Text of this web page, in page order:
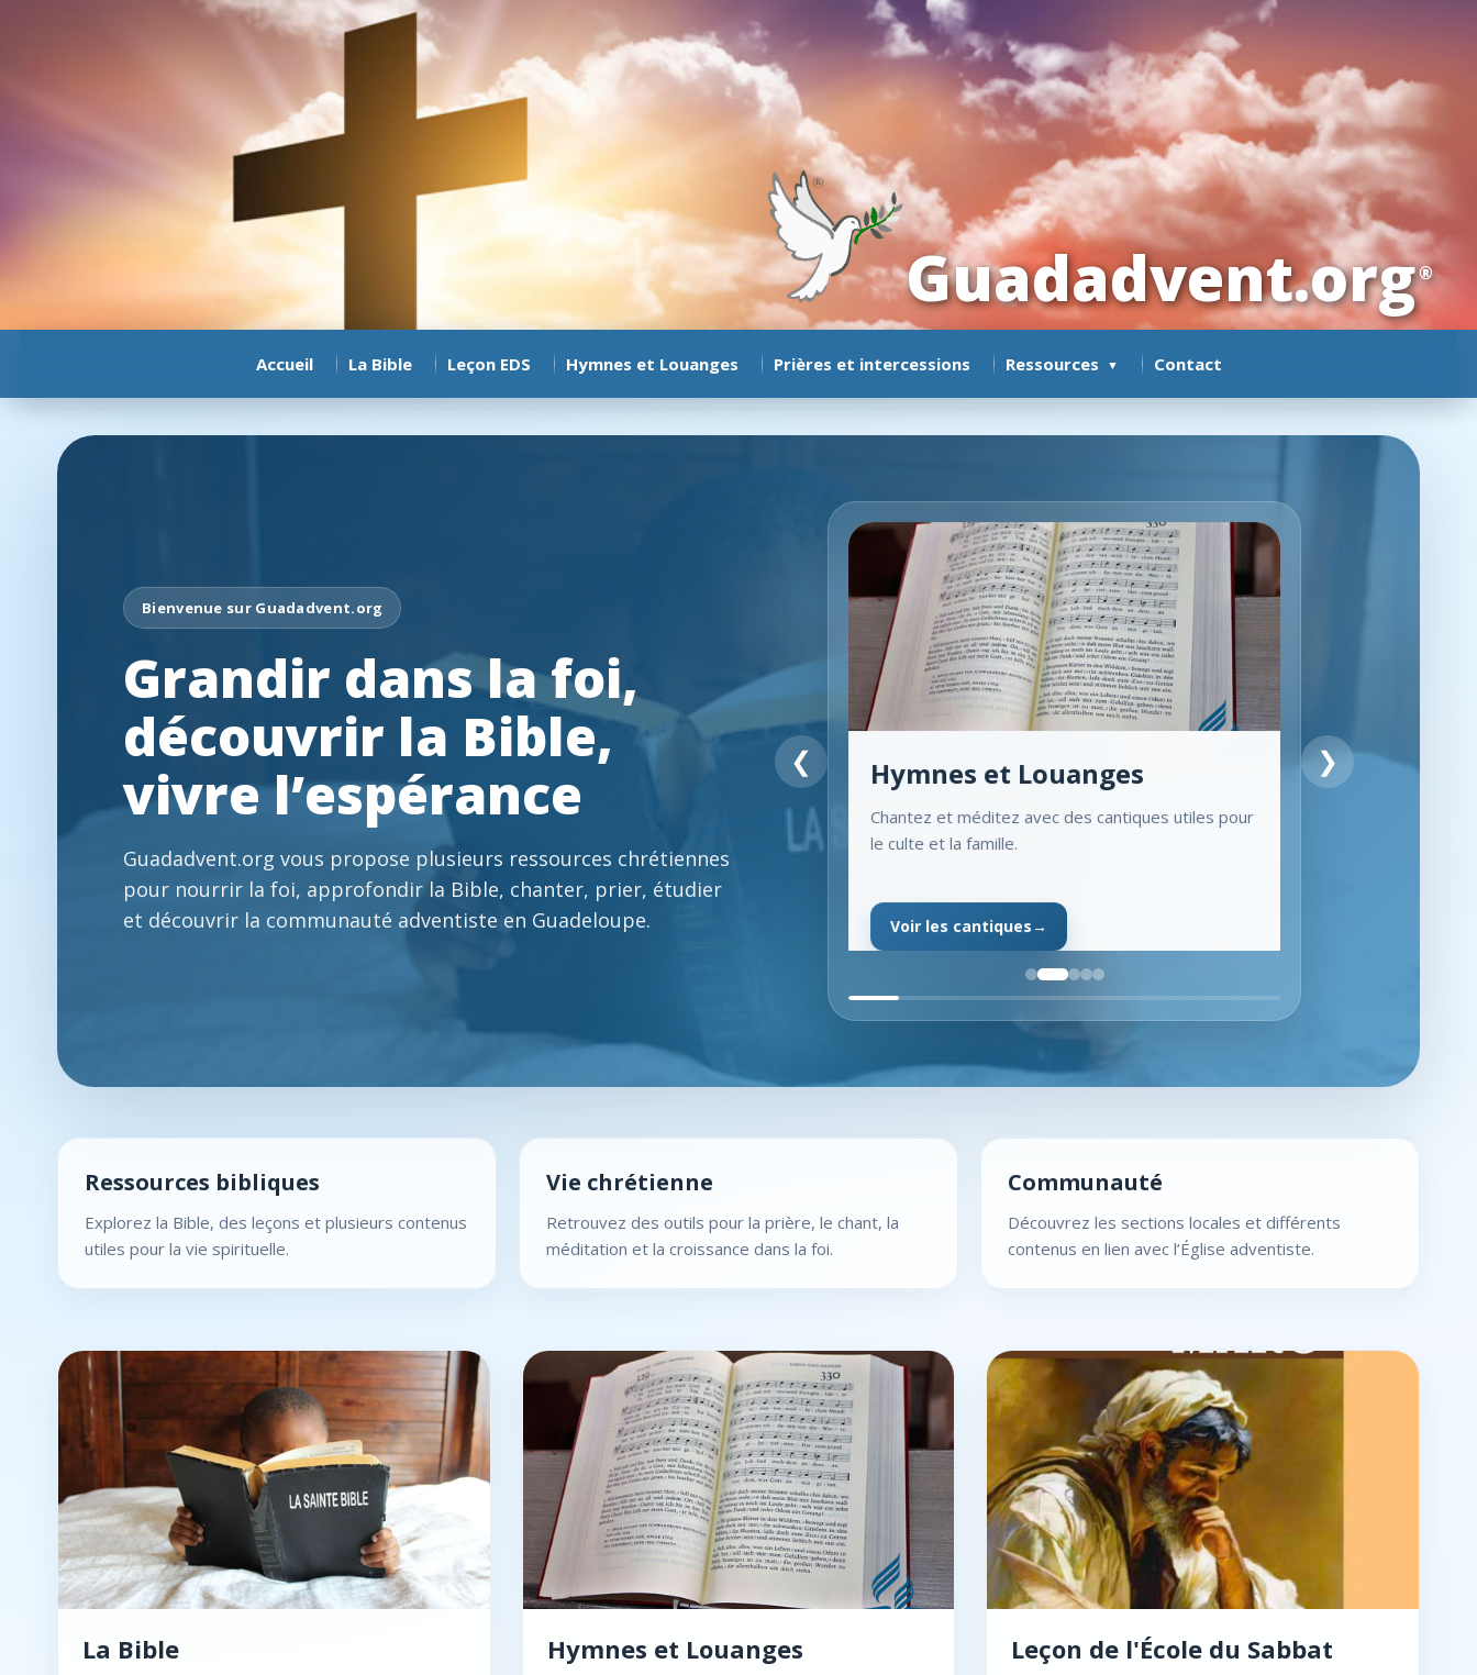
Guadadvent.org®
Accueil La Bible Leçon EDS Hymnes et Louanges Prières et intercessions Ressources ▼ Contact
Bienvenue sur Guadadvent.org
Grandir dans la foi,
découvrir la Bible,
vivre l’espérance
Guadadvent.org vous propose plusieurs ressources chrétiennes
pour nourrir la foi, approfondir la Bible, chanter, prier, étudier
et découvrir la communauté adventiste en Guadeloupe.
❮ Hymnes et Louanges
Chantez et méditez avec des cantiques utiles pour
le culte et la famille.
Voir les cantiques
❯
Ressources bibliques
Explorez la Bible, des leçons et plusieurs contenus
utiles pour la vie spirituelle.
Vie chrétienne
Retrouvez des outils pour la prière, le chant, la
méditation et la croissance dans la foi.
Communauté
Découvrez les sections locales et différents
contenus en lien avec l’Église adventiste.
La Bible Hymnes et Louanges Leçon de l'École du Sabbat